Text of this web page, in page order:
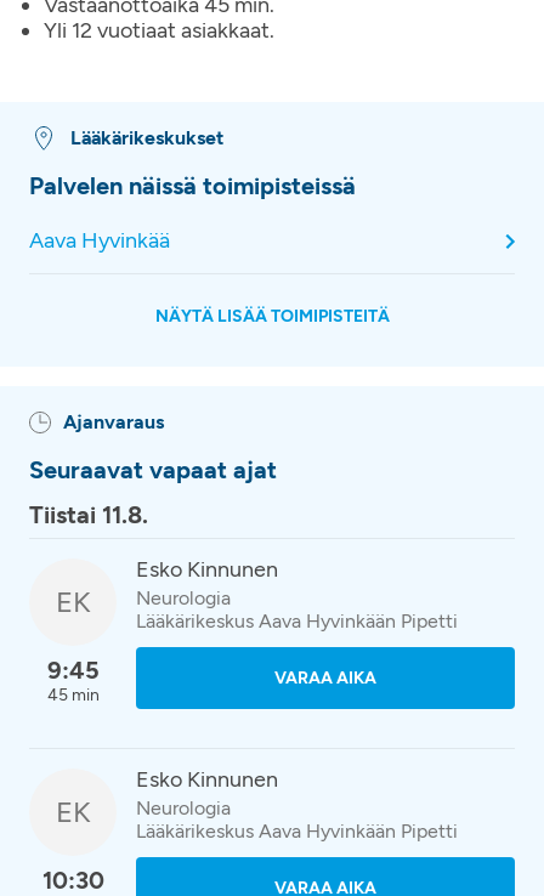
Yli 12 vuotiaat asiakkaat.
Lääkärikeskukset
Palvelen näissä toimipisteissä
Aava Hyvinkää
NÄYTÄ LISÄÄ TOIMIPISTEITÄ
Ajanvaraus
Seuraavat vapaat ajat
Tiistai 11.8.
EK
9:45
45 min
Esko Kinnunen
Neurologia
Lääkärikeskus Aava Hyvinkään Pipetti
VARAA AIKA
EK
10:30
Esko Kinnunen
Neurologia
Lääkärikeskus Aava Hyvinkään Pipetti
VARAA AIKA